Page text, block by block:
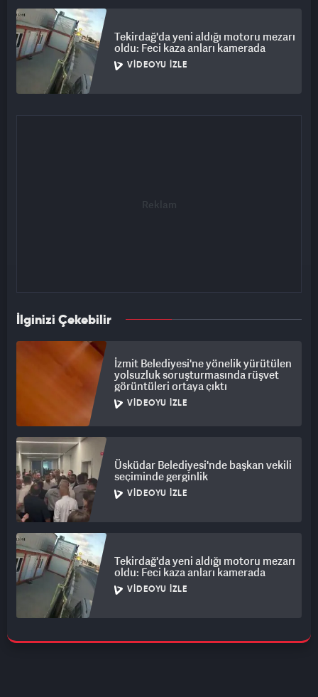
Tekirdağ'da yeni aldığı motoru mezarı
oldu: Feci kaza anları kamerada
VIDEOYU İZLE
İlginizi Çekebilir
İzmit Belediyesi'ne yönelik yürütülen
yolsuzluk soruşturmasında rüşvet
görüntüleri ortaya çıktı
VIDEOYU İZLE
Üsküdar Belediyesi'nde başkan vekili
seçiminde gerginlik
VIDEOYU İZLE
Tekirdağ'da yeni aldığı motoru mezarı
oldu: Feci kaza anları kamerada
VIDEOYU İZLE